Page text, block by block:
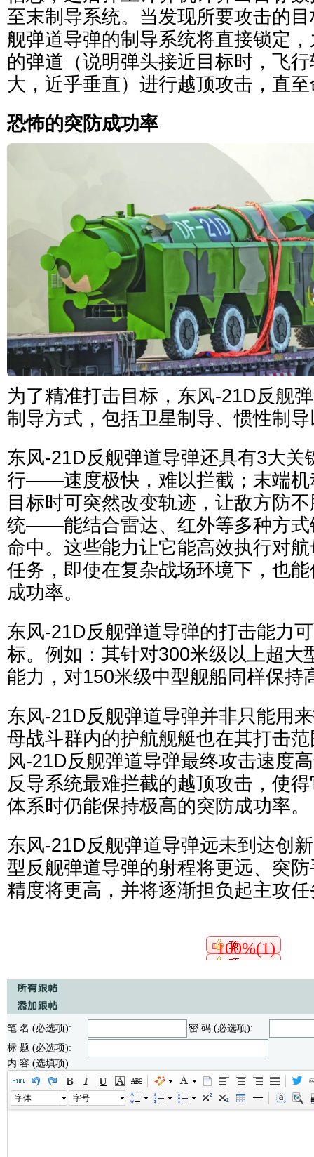
至末制导系统。当发现所要攻击的
舰弹道导弹的制导系统将直接锁定
的弹道（说明弹头接近目标时，飞
大，近乎垂直）进行越顶攻击，直
恐怖的突防成功率
为了精准打击目标，东风-21D反舰
制导方式，包括卫星制导、惯性制
东风-21D反舰弹道导弹还具有3大关
行——速度极快，难以拦截；末端
目标时可突然改变轨迹，让敌方防
统——能结合雷达、红外等多种方式
命中。这些能力让它能高效执行对
任务，即使在复杂战场环境下，也
成功率。
东风-21D反舰弹道导弹的打击能力
标。例如：其针对300米级以上超大
能力，对150米级中型舰船同样保持
东风-21D反舰弹道导弹并非只能用
母战斗群内的护航舰艇也在其打击
风-21D反舰弹道导弹最终攻击速度
反导系统最难拦截的越顶攻击，使
体系时仍能保持极高的突防成功率。
东风-21D反舰弹道导弹远未到达创
型反舰弹道导弹的射程将更远、突
精度将更高，并将逐渐担负起主攻
100%(1)
笔 名 (必选项):
密 码 (必选项):
标 题 (必选项):
内 容 (选填项):
字体 字号